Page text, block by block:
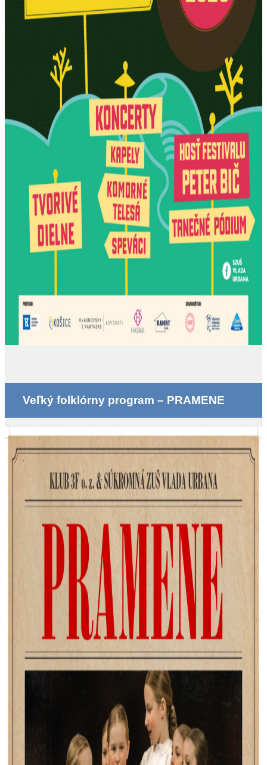
Veľký folklórny program – PRAMENE